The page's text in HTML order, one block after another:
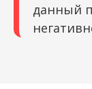
данный